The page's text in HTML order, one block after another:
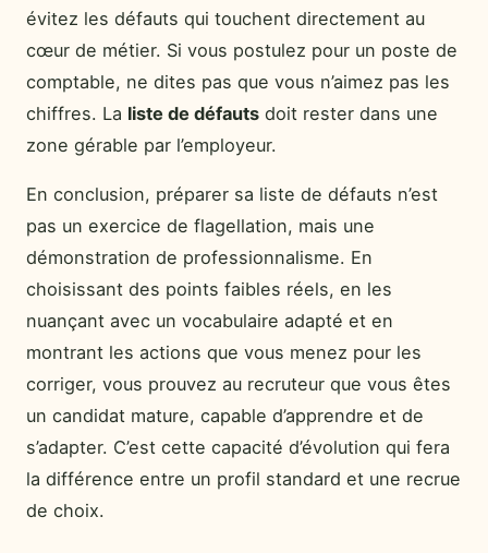
évitez les défauts qui touchent directement au
cœur de métier. Si vous postulez pour un poste de
comptable, ne dites pas que vous n’aimez pas les
chiffres. La liste de défauts doit rester dans une
zone gérable par l’employeur.
En conclusion, préparer sa liste de défauts n’est
pas un exercice de flagellation, mais une
démonstration de professionnalisme. En
choisissant des points faibles réels, en les
nuançant avec un vocabulaire adapté et en
montrant les actions que vous menez pour les
corriger, vous prouvez au recruteur que vous êtes
un candidat mature, capable d’apprendre et de
s’adapter. C’est cette capacité d’évolution qui fera
la différence entre un profil standard et une recrue
de choix.